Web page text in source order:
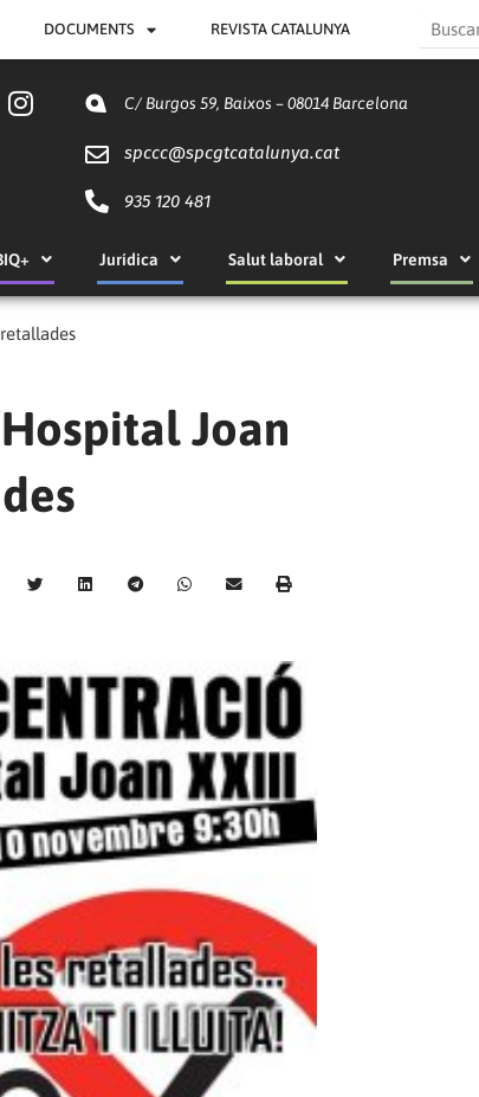
DOCUMENTS REVISTA CATALUNYA Search
C/ Burgos 59, Baixos – 08014 Barcelona
spccc@spcgtcatalunya.cat
935 120 481
Jurídica Salut laboral Premsa
Joan